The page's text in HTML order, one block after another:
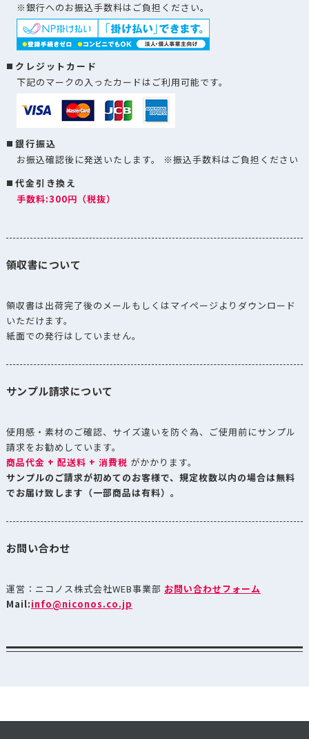
※銀行へのお振込手数料はご負担ください。
クレジットカード
下記のマークの入ったカードはご利用可能です。
銀行振込
お振込確認後に発送いたします。 ※振込手数料はご負担ください
代金引き換え
手数料:300円（税抜）
領収書について
領収書は出荷完了後のメールもしくはマイページよりダウンロード
いただけます。
紙面での発行はしていません。
サンプル請求について
使用感・素材のご確認、サイズ違いを防ぐ為、ご使用前にサンプル
請求をお勧めしています。
商品代金 + 配送料 + 消費税 がかかります。
サンプルのご請求が初めてのお客様で、規定枚数以内の場合は無料
でお届け致します（一部商品は有料）。
お問い合わせ
運営：ニコノス株式会社WEB事業部 お問い合わせフォーム
Mail:info@niconos.co.jp